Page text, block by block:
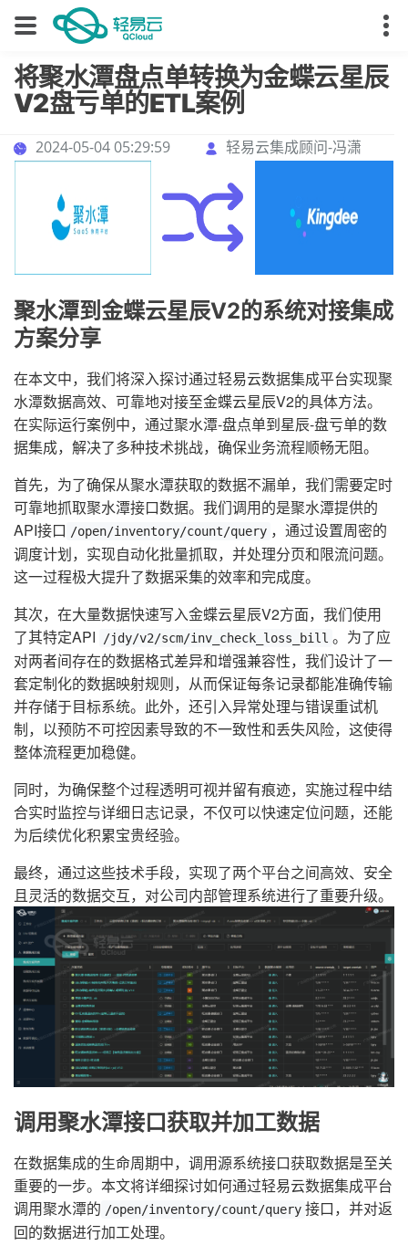
将聚水潭盘点单转换为金蝶云星辰
V2盘亏单的ETL案例
2024-05-04 05:29:59 轻易云集成顾问-冯潇
聚水潭到金蝶云星辰V2的系统对接集成
方案分享
在本文中，我们将深入探讨通过轻易云数据集成平台实现聚
水潭数据高效、可靠地对接至金蝶云星辰V2的具体方法。
在实际运行案例中，通过聚水潭-盘点单到星辰-盘亏单的数
据集成，解决了多种技术挑战，确保业务流程顺畅无阻。
首先，为了确保从聚水潭获取的数据不漏单，我们需要定时
可靠地抓取聚水潭接口数据。我们调用的是聚水潭提供的
API接口 /open/inventory/count/query ，通过设置周密的
调度计划，实现自动化批量抓取，并处理分页和限流问题。
这一过程极大提升了数据采集的效率和完成度。
其次，在大量数据快速写入金蝶云星辰V2方面，我们使用
了其特定API
/jdy/v2/scm/inv_check_loss_bill 。为了应
对两者间存在的数据格式差异和增强兼容性，我们设计了一
套定制化的数据映射规则，从而保证每条记录都能准确传输
并存储于目标系统。此外，还引入异常处理与错误重试机
制，以预防不可控因素导致的不一致性和丢失风险，这使得
整体流程更加稳健。
同时，为确保整个过程透明可视并留有痕迹，实施过程中结
合实时监控与详细日志记录，不仅可以快速定位问题，还能
为后续优化积累宝贵经验。
最终，通过这些技术手段，实现了两个平台之间高效、安全
且灵活的数据交互，对公司内部管理系统进行了重要升级。
调用聚水潭接口获取并加工数据
在数据集成的生命周期中，调用源系统接口获取数据是至关
重要的一步。本文将详细探讨如何通过轻易云数据集成平台
调用聚水潭的 /open/inventory/count/query 接口，并对返
回的数据进行加工处理。